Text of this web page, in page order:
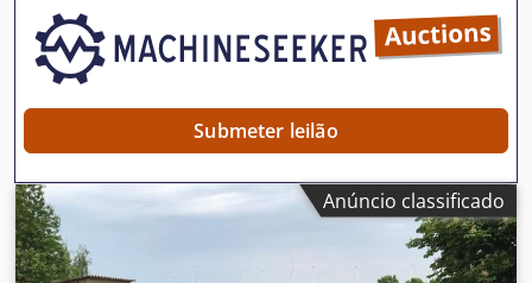
Submeter leilão
Anúncio classificado